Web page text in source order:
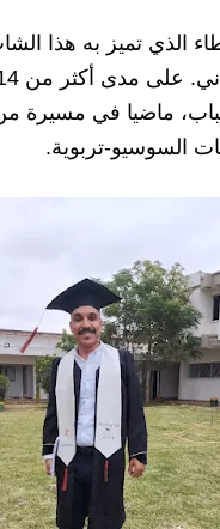
تميز به هذا
ماضيا في مسيرة
السوسيو-تربوية.